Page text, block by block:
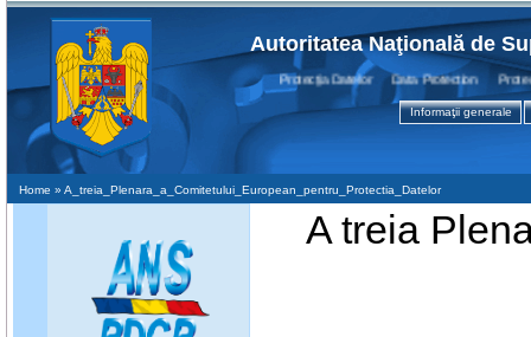
Autoritatea Naţională de
Protecţia Datelor Data Protection Protection
Informaţii generale
Home » A_treia_Plenara_a_Comitetului_European_pentru_Protectia_Datelor
A treia